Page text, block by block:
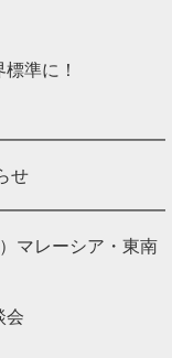
準に！
せ
マレーシア・東南
会